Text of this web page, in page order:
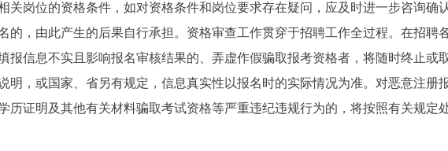
关岗位的资格条件，如对资格条件和岗位要求存在疑问，应及时进一步咨询确
的，由此产生的后果自行承担。资格审查工作贯穿于招聘工作全过程。在招聘
报信息不实且影响报名审核结果的、弄虚作假骗取报考资格者，将随时终止或
明，或国家、省另有规定，信息真实性以报名时的实际情况为准。对恶意注册
历证明及其他有关材料骗取考试资格等严重违纪违规行为的，将按照有关规定